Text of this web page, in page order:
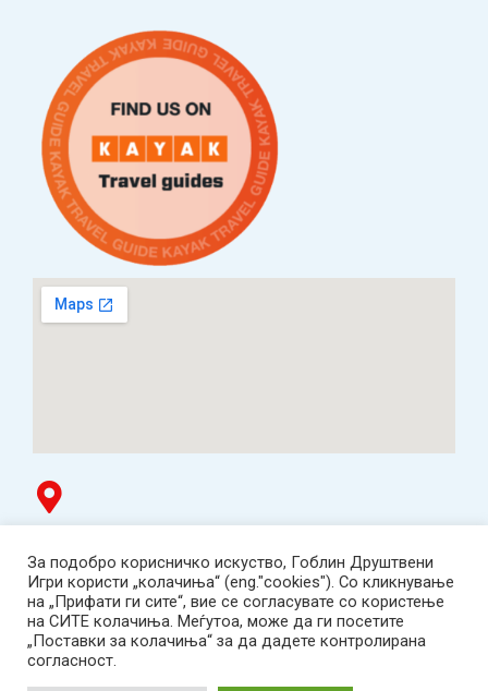
Услови за плаќање и испорака
Наши партнери
ТЦ Буњаковец - 1. кат, Скопје.
Tел: 078 669 482
Работно време: пон-пет 12:00-19:00 /саб 12:00-17:00
2001-2026 Goblin Games, All Rights Reserved.
Гоблин ДОО, Скопје. Даночен број:
За подобро корисничко искуство, Гоблин Друштвени
Игри користи „колачиња“ (eng."cookies"). Со кликнување
на „Прифати ги сите“, вие се согласувате со користење
на СИТЕ колачиња. Меѓутоа, може да ги посетите
„Поставки за колачиња“ за да дадете контролирана
согласност.